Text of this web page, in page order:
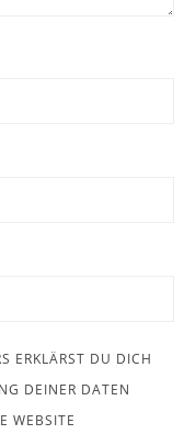
ERKLÄRST DU DICH
DEINER DATEN
WEBSITE